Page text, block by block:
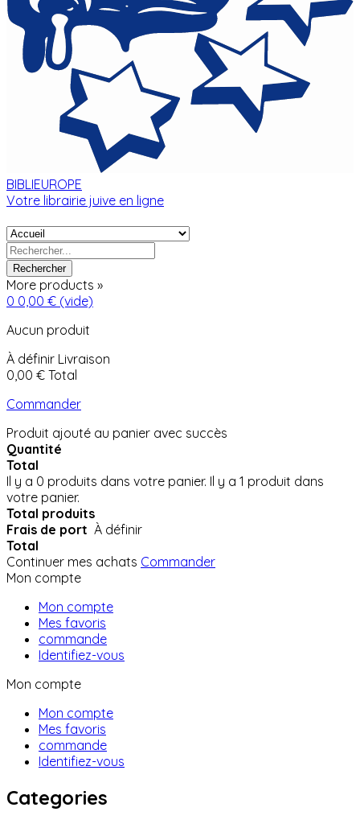
BIBLIEUROPE
Votre librairie juive en ligne
Rechercher
More products »
0 0,00 € (vide)
Aucun produit
À définir Livraison
0,00 € Total
Commander
Produit ajouté au panier avec succès
Quantité
Total
Il y a 0 produits dans votre panier. Il y a 1 produit dans
votre panier.
Total produits
Frais de port À définir
Total
Continuer mes achats Commander
Mon compte
Mon compte
Mes favoris
commande
Identifiez-vous
Mon compte
Mon compte
Mes favoris
commande
Identifiez-vous
Categories